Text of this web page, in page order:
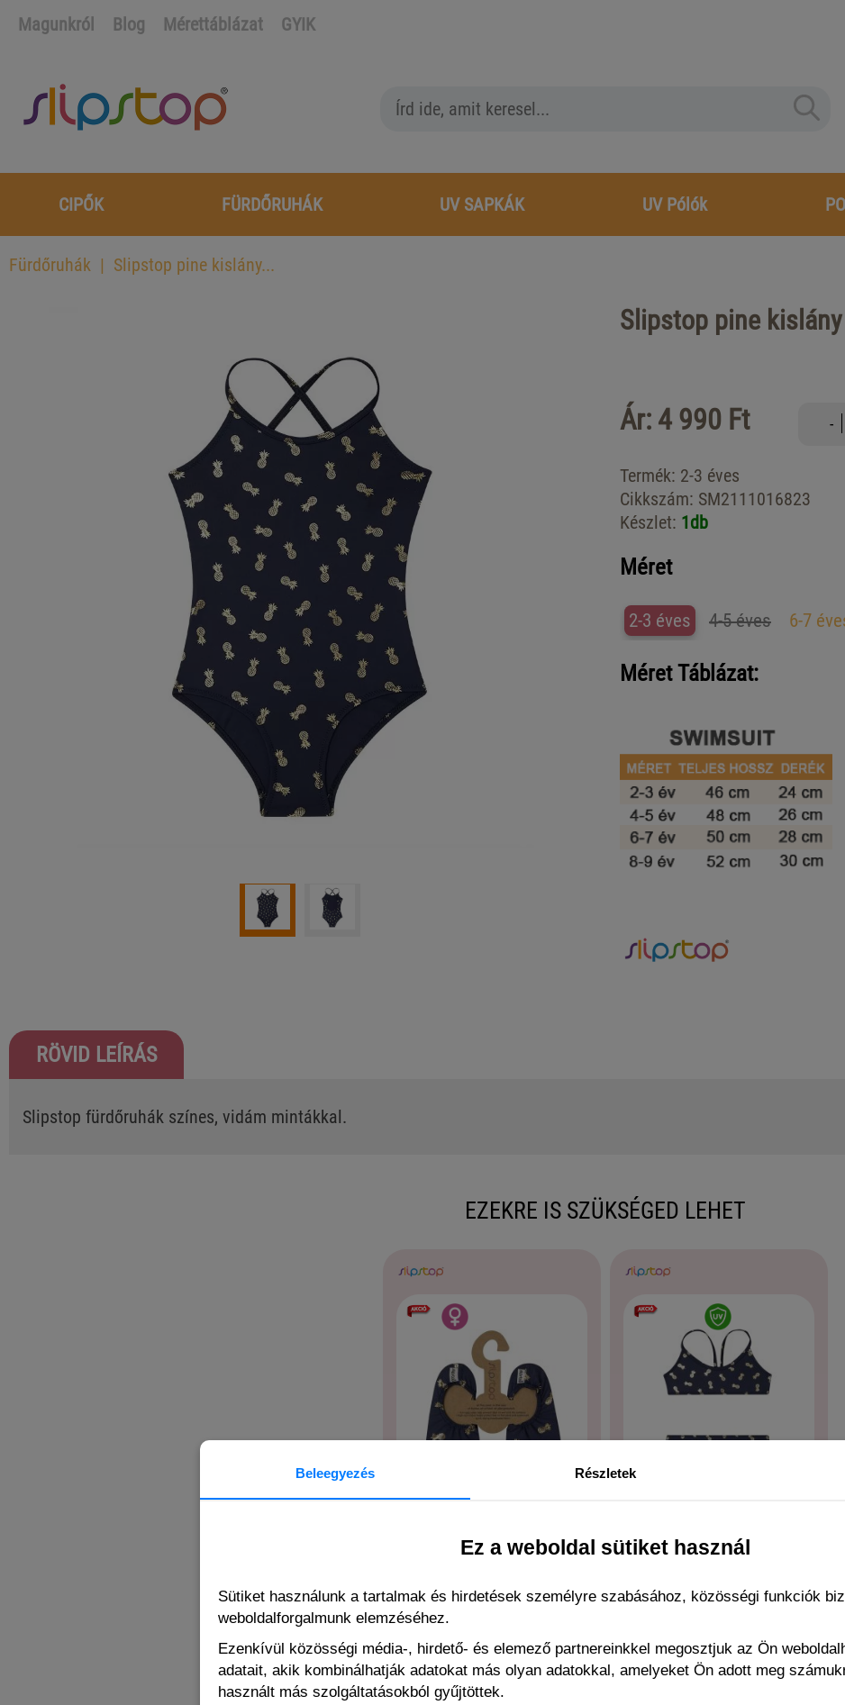
Beleegyezés Részletek
Ez a weboldal sütiket használ
Sütiket használunk a tartalmak és hirdetések személyre szabásához, közösségi funkciók
weboldalforgalmunk elemzéséhez.
Ezenkívül közösségi média-, hirdető- és elemező partnereinkkel megosztjuk az Ön
adatait, akik kombinálhatják adatokat más olyan adatokkal, amelyeket Ön adott meg
használt más szolgáltatásokból gyűjtöttek.
Magunkról Blog Mérettáblázat GYIK
CIPŐK FÜRDŐRUHÁK UV SAPKÁK UV Pólók
Fürdőruhák Slipstop pine kislány...
Slipstop pine
Ár: 4 990 Ft -
Termék: 2-3 éves
Cikkszám: SM2111016823
Készlet: 1db
Méret
2-3 éves 4-5 éves 6-7
Méret Táblázat:
RÖVID LEÍRÁS
Slipstop fürdőruhák színes, vidám mintákkal.
EZEKRE IS SZÜKSÉGED LEHET
puhatalpú cipő
4 990 Ft
bikini
4 990 Ft